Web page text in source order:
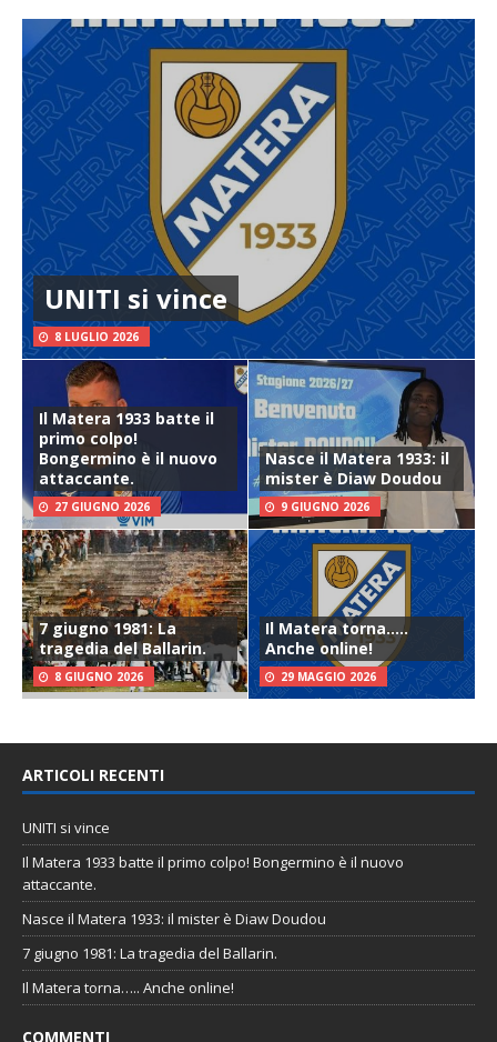
UNITI si vince
8 LUGLIO 2026
Il Matera 1933 batte il
primo colpo!
Bongermino è il nuovo
attaccante.
27 GIUGNO 2026
Nasce il Matera 1933: il
mister è Diaw Doudou
9 GIUGNO 2026
7 giugno 1981: La
tragedia del Ballarin.
8 GIUGNO 2026
Il Matera torna…..
Anche online!
29 MAGGIO 2026
ARTICOLI RECENTI
UNITI si vince
Il Matera 1933 batte il primo colpo! Bongermino è il nuovo
attaccante.
Nasce il Matera 1933: il mister è Diaw Doudou
7 giugno 1981: La tragedia del Ballarin.
Il Matera torna….. Anche online!
COMMENTI